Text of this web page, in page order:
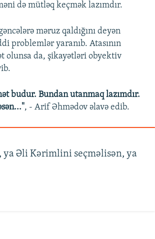
də mütləq keçmək lazımdır.
məruz qaldığını deyən
problemlər yaranıb. Atasının
olunsa da, şikayətləri obyektiv
budur. Bundan utanmaq lazımdır.
, - Arif Əhmədov əlavə edib.
ya Əli Kərimlini seçməlisən, ya